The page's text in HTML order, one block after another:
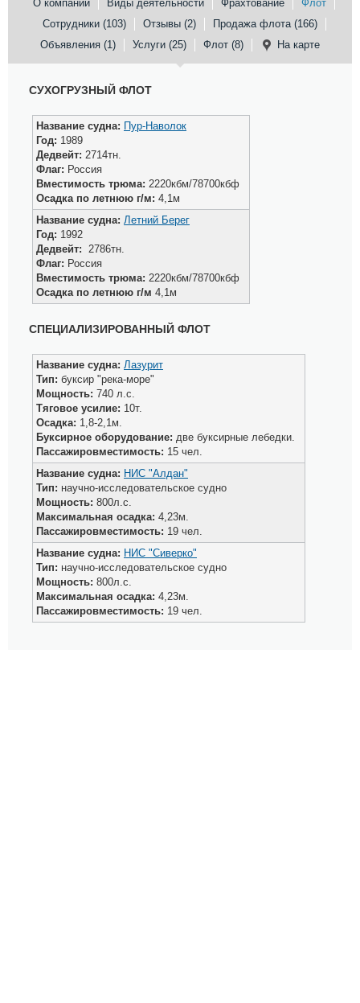
О компании Виды деятельности Фрахтование
Флот
Сотрудники (103)
Отзывы (2)
Продажа флота (166)
Объявления (1)
Услуги (25) Флот (8) На карте
СУХОГРУЗНЫЙ ФЛОТ
Название судна: Пур-Наволок
Год: 1989
Дедвейт: 2714тн.
Флаг: Россия
Вместимость трюма: 2220кбм/78700кбф
Осадка по летнюю г/м: 4,1м
Название судна: Летний Берег
Год: 1992
Дедвейт: 2786тн.
Флаг: Россия
Вместимость трюма: 2220кбм/78700кбф
Осадка по летнюю г/м 4,1м
СПЕЦИАЛИЗИРОВАННЫЙ ФЛОТ
Название судна: Лазурит
Тип: буксир "река-море"
Мощность: 740 л.с.
Тяговое усилие: 10т.
Осадка: 1,8-2,1м.
Буксирное оборудование: две буксирные лебедки.
Пассажировместимость: 15 чел.
Название судна: НИС "Алдан"
Тип: научно-исследовательское судно
Мощность: 800л.с.
Максимальная осадка: 4,23м.
Пассажировместимость: 19 чел.
Название судна: НИС "Сиверко"
Тип: научно-исследовательское судно
Мощность: 800л.с.
Максимальная осадка: 4,23м.
Пассажировместимость: 19 чел.